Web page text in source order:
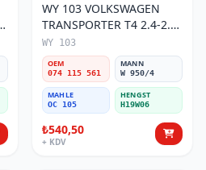
WY 103 VOLKSWAGEN
TRANSPORTER T4 2.4-2.5
MOTOR 074 115 561 Yağ
Filtresi
WY 103
OEM
074 115 561
MANN
W 950/4
MAHLE
OC 105
HENGST
H19W06
₺540,50
+ KDV